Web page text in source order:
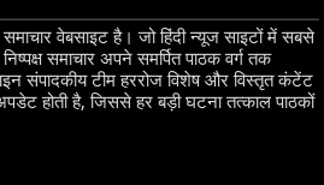
वेबसाइट है। जो हिंदी न्यूज साइटों में सबसे
समाचार अपने समर्पित पाठक वर्ग तक
संपादकीय टीम हररोज विशेष और विस्तृत कंटेंट
होती है, जिससे हर बड़ी घटना तत्काल पाठकों